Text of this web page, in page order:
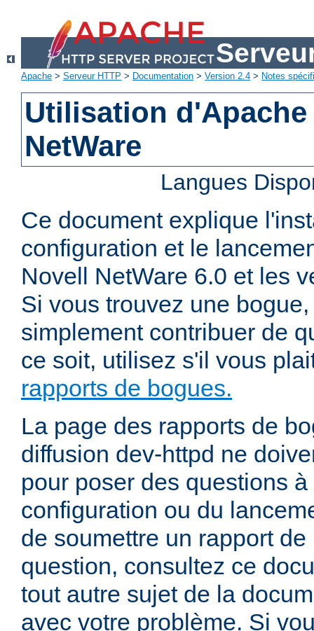
Apache > Serveur HTTP > Documentation > Version 2.4 > Notes
Utilisation
NetWare
Langues
Ce document explique
configuration et le
Novell NetWare 6.0 et les
Si vous trouvez une
simplement contribuer de
ce soit, utilisez s'il vous
rapports de bogues.
La page des rapports de
diffusion dev-httpd ne
pour poser des questions
configuration ou du
de soumettre un rapport
question, consultez ce
tout autre sujet de la
avec votre problème. Si